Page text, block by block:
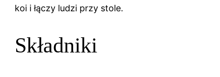
koi i łączy ludzi przy stole.
Składniki